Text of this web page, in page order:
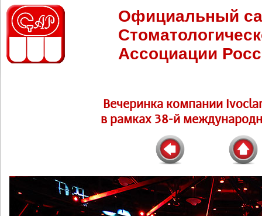
Официальный
Ассоциации
Вечеринка компании
в рамках 38-й